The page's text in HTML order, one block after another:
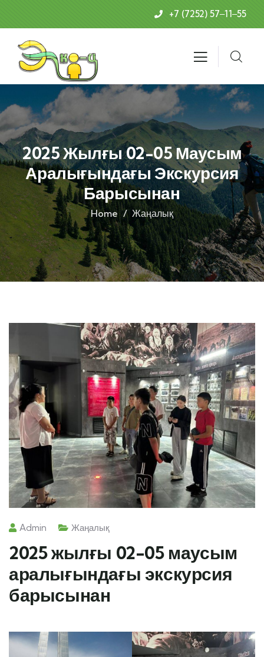
+7 (7252) 57‒11‒55
2025 Жылғы 02-05 Маусым
Аралығындағы Экскурсия
Барысынан
Home Жаңалық
Admin Жаңалық
2025 жылғы 02-05 маусым
аралығындағы экскурсия
барысынан